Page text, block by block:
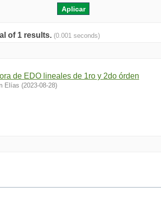
of 1 results. (0.001 seconds)
de EDO lineales de 1ro y 2do órden
Elías (2023-08-28)